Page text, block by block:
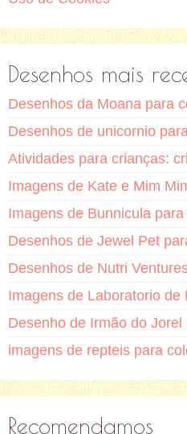
Desenhos mais
Desenhos da Moana para
Desenhos de unicornio
Atividades para crianças:
Imagens de Kate e Mim
Imagens de Bunnicula
Desenhos de Jewel Pet
Desenhos de Nutri
Imagens de Laboratorio de
Desenho de Irmão do Jorel
imagens de repteis para
Recomendamos